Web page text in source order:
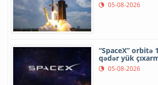
05-08-2026
“SpaceX”
qədər yük
05-08-2026